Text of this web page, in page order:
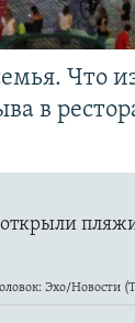
Что
в